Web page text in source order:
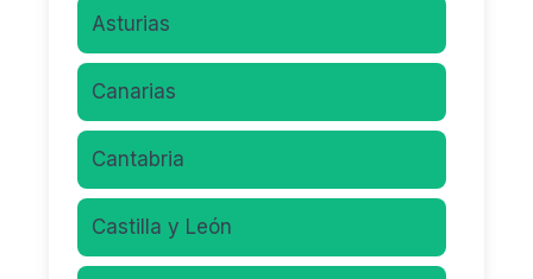
Asturias
Canarias
Cantabria
Castilla y León